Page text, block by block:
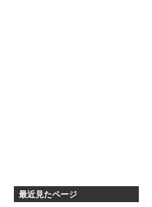
最近見たページ